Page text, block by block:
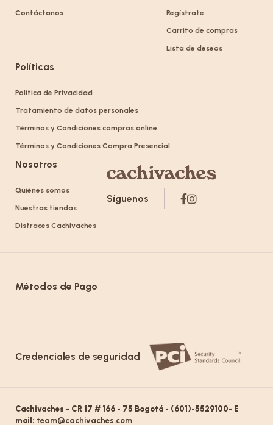
Contáctanos Regístrate
Carrito de compras
Lista de deseos
Políticas
Política de Privacidad
Tratamiento de datos personales
Términos y Condiciones compras online
Términos y Condiciones Compra Presencial
Nosotros
Quiénes somos
Nuestras tiendas
Disfraces Cachivaches
Síguenos
Métodos de Pago
Credenciales de seguridad
Cachivaches - CR 17 # 166 - 75 Bogotá - (601)-5529100- E
mail: team@cachivaches.com